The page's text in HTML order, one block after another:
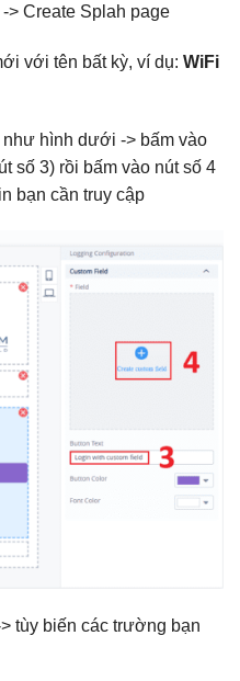
> Create Splah page
với tên bất kỳ, ví dụ: WiFi
hình dưới -> bấm vào
số 3) rồi bấm vào nút số 4
bạn cần truy cập
tùy biến các trường bạn